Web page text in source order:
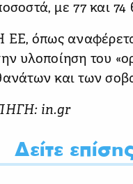
με 77 και
ΕΕ, όπως
υλοποίηση του
και των
in.gr
Δείτε